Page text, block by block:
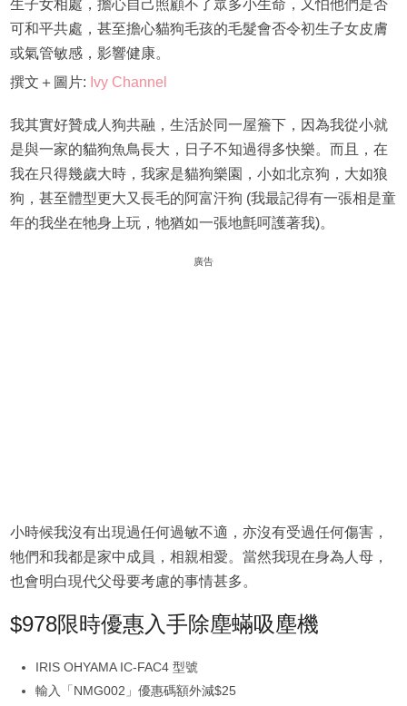
生子女相處，擔心自己照顧不了眾多小生命，又怕他們是否
可和平共處，甚至擔心貓狗毛孩的毛髮會否令初生子女皮膚
或氣管敏感，影響健康。
撰文＋圖片: Ivy Channel
我其實好贊成人狗共融，生活於同一屋簷下，因為我從小就
是與一家的貓狗魚鳥長大，日子不知過得多快樂。而且，在
我在只得幾歲大時，我家是貓狗樂園，小如北京狗，大如狼
狗，甚至體型更大又長毛的阿富汗狗 (我最記得有一張相是童
年的我坐在牠身上玩，牠猶如一張地氈呵護著我)。
廣告
小時候我沒有出現過任何過敏不適，亦沒有受過任何傷害，
牠們和我都是家中成員，相親相愛。當然我現在身為人母，
也會明白現代父母要考慮的事情甚多。
$978限時優惠入手除塵蟎吸塵機
IRIS OHYAMA IC-FAC4 型號
輸入「NMG002」優惠碼額外減$25